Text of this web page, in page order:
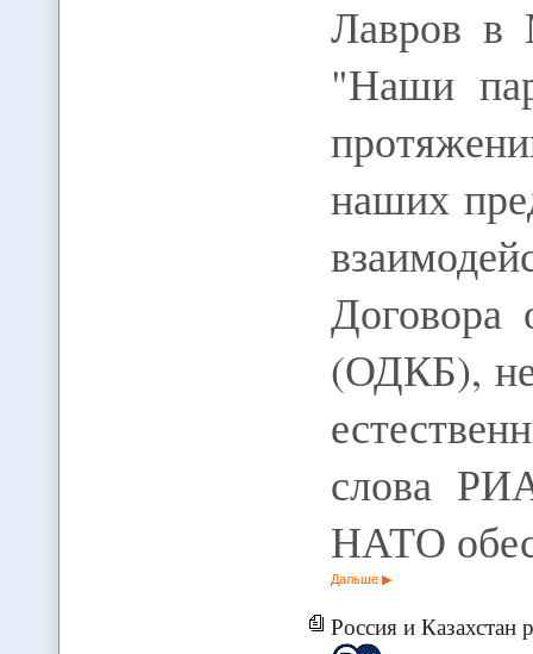
Лавров в
"Наши
наших
Договора
(ОДКБ),
слова
НАТО
Дальше
Россия и Казахстан